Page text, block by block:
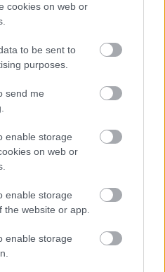
cookies on web or
to be sent to
purposes.
send me
enable storage
on web or
enable storage
the website or app.
enable storage
és a gázolaj ára is
Szolnokon klímát
– ilyen körülményekről
a Szolnok–Kecskemét